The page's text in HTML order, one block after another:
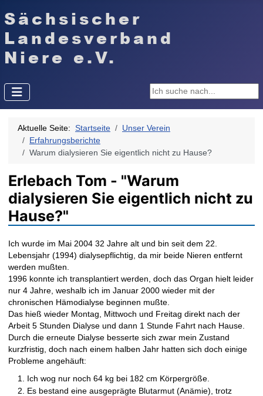
Suchen ...
Aktuelle Seite: Startseite
Unser Verein
Erfahrungsberichte
Warum dialysieren Sie eigentlich nicht zu Hause?
Erlebach Tom - "Warum
dialysieren Sie eigentlich nicht zu
Hause?"
Ich wurde im Mai 2004 32 Jahre alt und bin seit dem 22.
Lebensjahr (1994) dialysepflichtig, da mir beide Nieren entfernt
werden mußten.
1996 konnte ich transplantiert werden, doch das Organ hielt leider
nur 4 Jahre, weshalb ich im Januar 2000 wieder mit der
chronischen Hämodialyse beginnen mußte.
Das hieß wieder Montag, Mittwoch und Freitag direkt nach der
Arbeit 5 Stunden Dialyse und dann 1 Stunde Fahrt nach Hause.
Durch die erneute Dialyse besserte sich zwar mein Zustand
kurzfristig, doch nach einem halben Jahr hatten sich doch einige
Probleme angehäuft:
Ich wog nur noch 64 kg bei 182 cm Körpergröße.
Es bestand eine ausgeprägte Blutarmut (Anämie), trotz